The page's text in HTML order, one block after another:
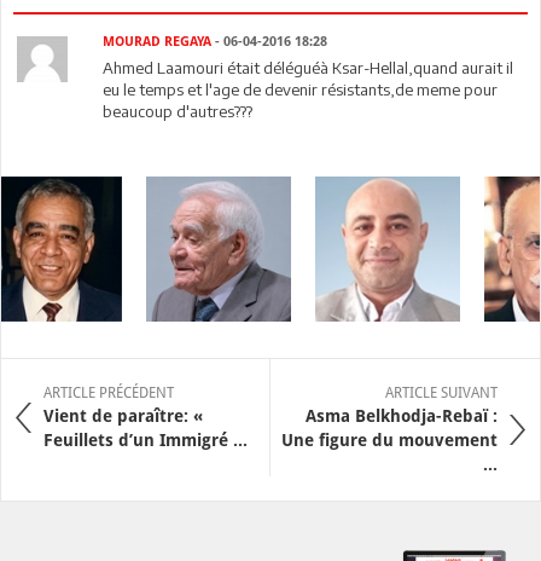
MOURAD REGAYA - 06-04-2016 18:28
Ahmed Laamouri était déléguéà Ksar-Hellal,quand aurait il
eu le temps et l'age de devenir résistants,de meme pour
beaucoup d'autres???
ARTICLE PRÉCÉDENT
Vient de paraître: «
Feuillets d’un Immigré ...
ARTICLE SUIVANT
Asma Belkhodja-Rebaï :
Une figure du mouvement
...